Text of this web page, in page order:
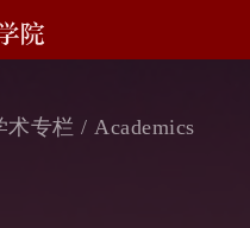
术专栏 / Academics